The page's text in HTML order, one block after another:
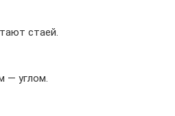
стаей.
— углом.